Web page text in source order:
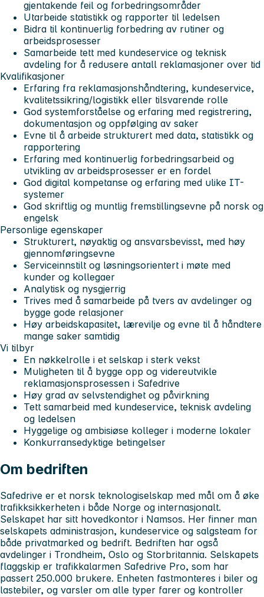
gjentakende feil og forbedringsområder
Utarbeide statistikk og rapporter til ledelsen
Bidra til kontinuerlig forbedring av rutiner og
arbeidsprosesser
Samarbeide tett med kundeservice og teknisk
avdeling for å redusere antall reklamasjoner over tid
Kvalifikasjoner
Erfaring fra reklamasjonshåndtering, kundeservice,
kvalitetssikring/logistikk eller tilsvarende rolle
God systemforståelse og erfaring med registrering,
dokumentasjon og oppfølging av saker
Evne til å arbeide strukturert med data, statistikk og
rapportering
Erfaring med kontinuerlig forbedringsarbeid og
utvikling av arbeidsprosesser er en fordel
God digital kompetanse og erfaring med ulike IT-
systemer
God skriftlig og muntlig fremstillingsevne på norsk og
engelsk
Personlige egenskaper
Strukturert, nøyaktig og ansvarsbevisst, med høy
gjennomføringsevne
Serviceinnstilt og løsningsorientert i møte med
kunder og kollegaer
Analytisk og nysgjerrig
Trives med å samarbeide på tvers av avdelinger og
bygge gode relasjoner
Høy arbeidskapasitet, lærevilje og evne til å håndtere
mange saker samtidig
Vi tilbyr
En nøkkelrolle i et selskap i sterk vekst
Muligheten til å bygge opp og videreutvikle
reklamasjonsprosessen i Safedrive
Høy grad av selvstendighet og påvirkning
Tett samarbeid med kundeservice, teknisk avdeling
og ledelsen
Hyggelige og ambisiøse kolleger i moderne lokaler
Konkurransedyktige betingelser
Om bedriften
Safedrive er et norsk teknologiselskap med mål om å øke
trafikksikkerheten i både Norge og internasjonalt.
Selskapet har sitt hovedkontor i Namsos. Her finner man
selskapets administrasjon, kundeservice og salgsteam for
både privatmarked og bedrift. Bedriften har også
avdelinger i Trondheim, Oslo og Storbritannia. Selskapets
flaggskip er trafikkalarmen Safedrive Pro, som har
passert 250.000 brukere. Enheten fastmonteres i biler og
lastebiler, og varsler om alle typer farer og kontroller